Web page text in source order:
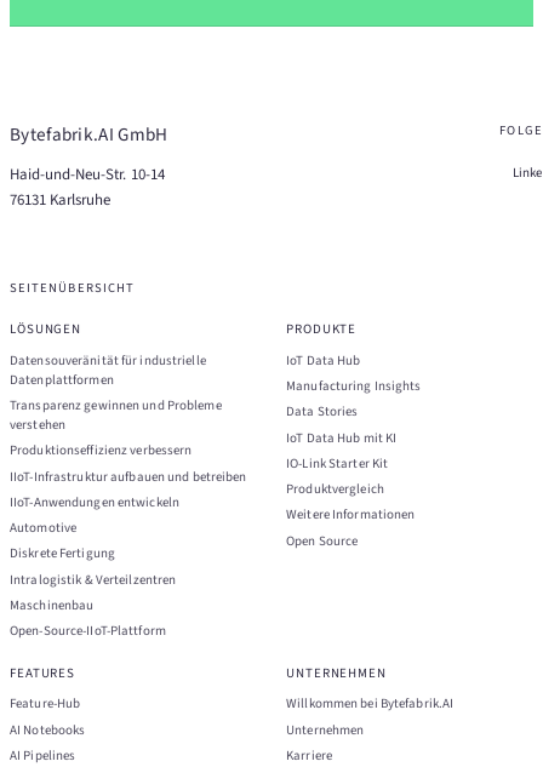
Bytefabrik.AI GmbH
Haid-und-Neu-Str. 10-14
76131 Karlsruhe
SEITENÜBERSICHT
LÖSUNGEN
Datensouveränität für industrielle
Datenplattformen
Transparenz gewinnen und Probleme
verstehen
Produktionseffizienz verbessern
IIoT-Infrastruktur aufbauen und betreiben
IIoT-Anwendungen entwickeln
Automotive
Diskrete Fertigung
Intralogistik & Verteilzentren
Maschinenbau
Open-Source-IIoT-Plattform
PRODUKTE
IoT Data Hub
Manufacturing Insights
Data Stories
IoT Data Hub mit KI
IO-Link Starter Kit
Produktvergleich
Weitere Informationen
Open Source
FEATURES
Feature-Hub
AI Notebooks
AI Pipelines
UNTERNEHMEN
Willkommen bei Bytefabrik.AI
Unternehmen
Karriere